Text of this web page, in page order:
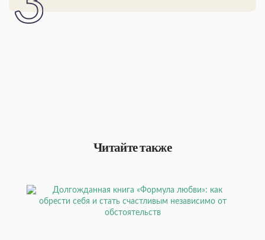
Читайте также